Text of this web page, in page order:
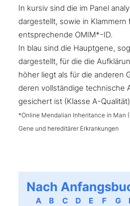
In kursiv sind die im Panel
dargestellt, sowie in Klammern
entsprechende OMIM*-ID.
In blau sind die Hauptgene,
dargestellt, für die die
höher liegt als für die anderen
deren vollständige technische
gesichert ist (Klasse A-
*Online Mendalian Inheritance in Man
Gene und hereditärer Erkrankungen
Nach
A B C D E F G